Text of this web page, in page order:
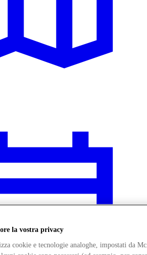
la vostra privacy
cookie e tecnologie analoghe, impostati da